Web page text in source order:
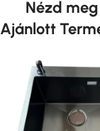
Nézd
Ajánlott